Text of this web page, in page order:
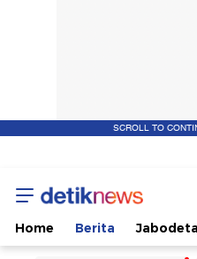
SCROLL TO
Home Berita